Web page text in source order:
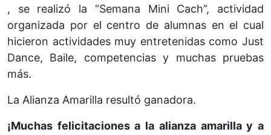
, se realizó la “Semana Mini Cach”, actividad
organizada por el centro de alumnas en el cual
hicieron actividades muy entretenidas como Just
Dance, Baile, competencias y muchas pruebas
más.
La Alianza Amarilla resultó ganadora.
¡Muchas felicitaciones a la alianza amarilla y a